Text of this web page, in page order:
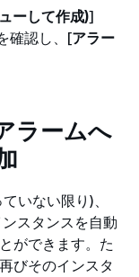
ーして作成)]
確認し、[アラー
ラームへ
いない限り)、
スタンスを自動
ができます。た
びそのインスタ